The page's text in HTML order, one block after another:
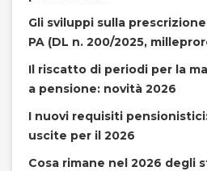
Gli sviluppi sulla
PA (DL n. 200/2025,
Il riscatto di periodi per la
a pensione: novità 2026
I nuovi requisiti
uscite per il 2026
Cosa rimane nel 2026 degli